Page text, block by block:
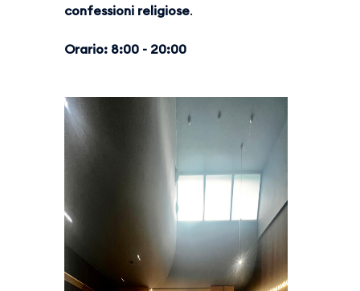
confessioni religiose.
Orario: 8:00 - 20:00